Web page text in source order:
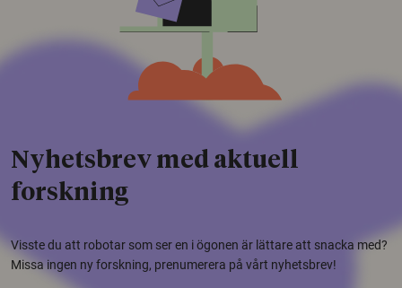
Nyhetsbrev med aktuell
forskning
Visste du att robotar som ser en i ögonen är lättare att snacka med?
Missa ingen ny forskning, prenumerera på vårt nyhetsbrev!